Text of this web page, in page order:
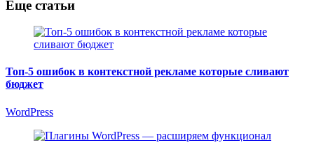
Еще статьи
Топ-5 ошибок в контекстной рекламе которые сливают
бюджет
WordPress